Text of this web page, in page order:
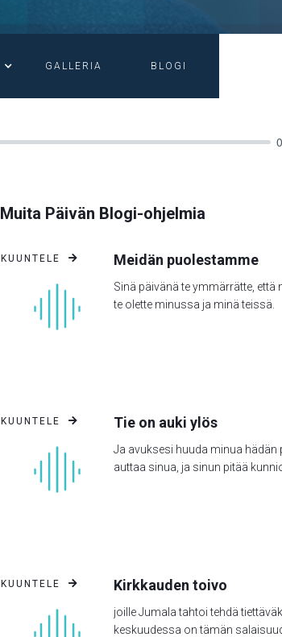
GALLERIA BLOGI
Muita Päivän Blogi-ohjelmia
Meidän puolestamme
Sinä päivänä te ymmärrätte, että
te olette minussa ja minä teissä.
KUUNTELE 
Tie on auki ylös
Ja avuksesi huuda minua hädän
auttaa sinua, ja sinun pitää
KUUNTELE 
Kirkkauden toivo
joille Jumala tahtoi tehdä
keskuudessa on tämän
KUUNTELE 